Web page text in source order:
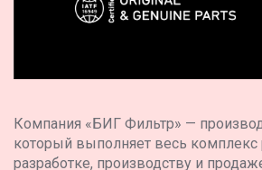
Компания «БИГ Фильтр» —
который выполняет весь комплекс
разработке, производству и